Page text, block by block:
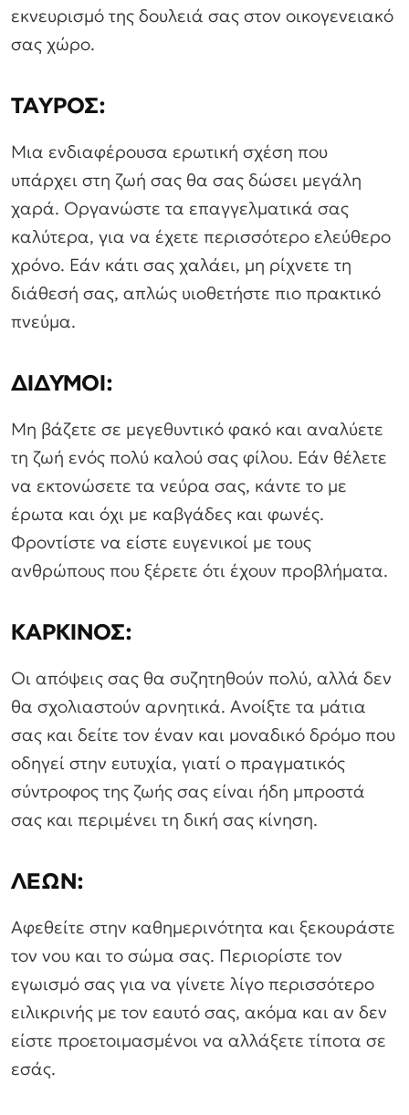
εκνευρισμό της δουλειά σας στον οικογενειακό
σας χώρο.
ΤΑΥΡΟΣ:
Μια ενδιαφέρουσα ερωτική σχέση που
υπάρχει στη ζωή σας θα σας δώσει μεγάλη
χαρά. Οργανώστε τα επαγγελματικά σας
καλύτερα, για να έχετε περισσότερο ελεύθερο
χρόνο. Εάν κάτι σας χαλάει, μη ρίχνετε τη
διάθεσή σας, απλώς υιοθετήστε πιο πρακτικό
πνεύμα.
ΔΙΔΥΜΟΙ:
Μη βάζετε σε μεγεθυντικό φακό και αναλύετε
τη ζωή ενός πολύ καλού σας φίλου. Εάν θέλετε
να εκτονώσετε τα νεύρα σας, κάντε το με
έρωτα και όχι με καβγάδες και φωνές.
Φροντίστε να είστε ευγενικοί με τους
ανθρώπους που ξέρετε ότι έχουν προβλήματα.
ΚΑΡΚΙΝΟΣ:
Οι απόψεις σας θα συζητηθούν πολύ, αλλά δεν
θα σχολιαστούν αρνητικά. Ανοίξτε τα μάτια
σας και δείτε τον έναν και μοναδικό δρόμο που
οδηγεί στην ευτυχία, γιατί ο πραγματικός
σύντροφος της ζωής σας είναι ήδη μπροστά
σας και περιμένει τη δική σας κίνηση.
ΛΕΩΝ:
Αφεθείτε στην καθημερινότητα και ξεκουράστε
τον νου και το σώμα σας. Περιορίστε τον
εγωισμό σας για να γίνετε λίγο περισσότερο
ειλικρινής με τον εαυτό σας, ακόμα και αν δεν
είστε προετοιμασμένοι να αλλάξετε τίποτα σε
εσάς.